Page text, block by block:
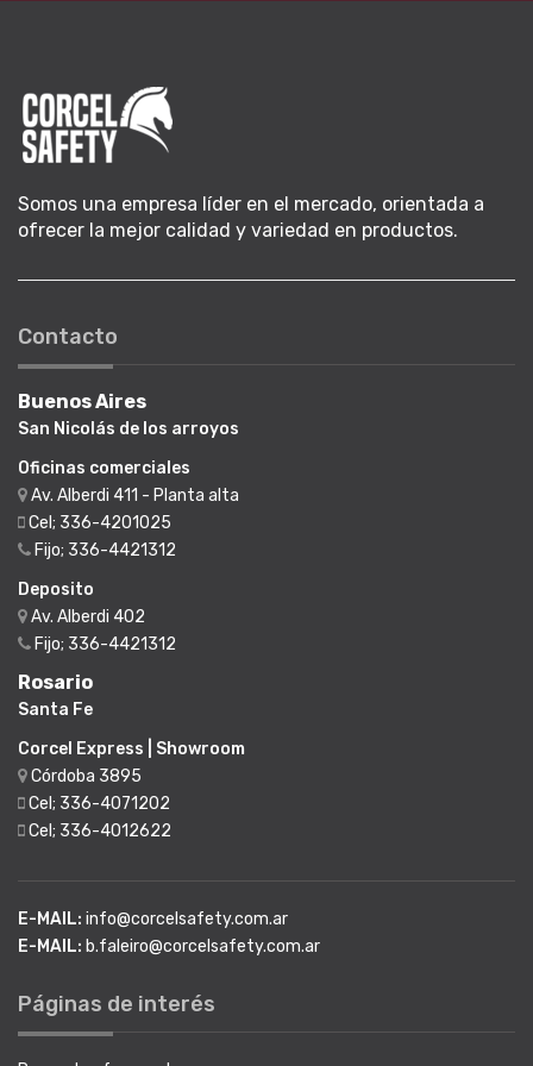
Somos una empresa líder en el mercado, orientada a
ofrecer la mejor calidad y variedad en productos.
Contacto
Buenos Aires
San Nicolás de los arroyos
Oficinas comerciales
Av. Alberdi 411 - Planta alta
Cel; 336-4201025
Fijo; 336-4421312
Deposito
Av. Alberdi 402
Fijo; 336-4421312
Rosario
Santa Fe
Corcel Express | Showroom
Córdoba 3895
Cel; 336-4071202
Cel; 336-4012622
E-MAIL: info@corcelsafety.com.ar
E-MAIL: b.faleiro@corcelsafety.com.ar
Páginas de interés